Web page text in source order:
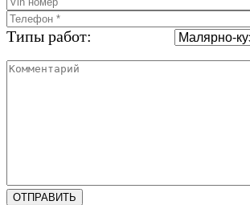
Типы работ: